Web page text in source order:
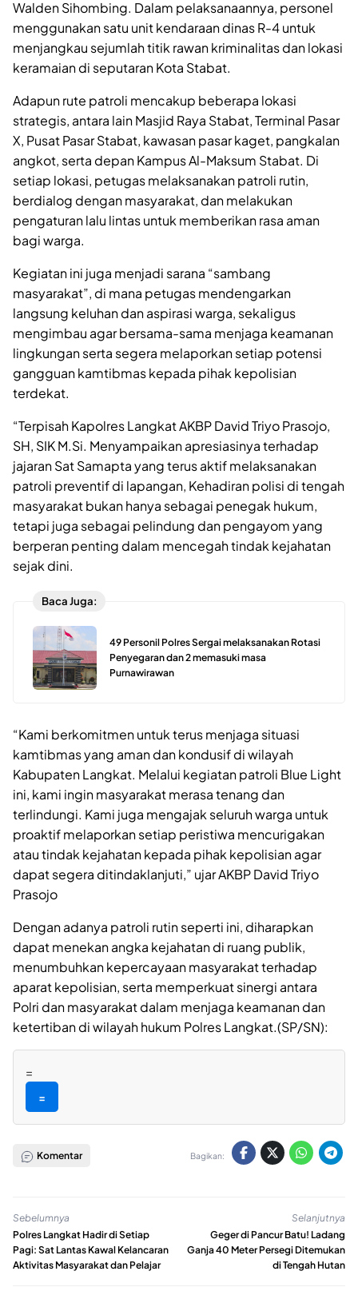
Walden Sihombing. Dalam pelaksanaannya, personel
menggunakan satu unit kendaraan dinas R-4 untuk
menjangkau sejumlah titik rawan kriminalitas dan lokasi
keramaian di seputaran Kota Stabat.
Adapun rute patroli mencakup beberapa lokasi
strategis, antara lain Masjid Raya Stabat, Terminal Pasar
X, Pusat Pasar Stabat, kawasan pasar kaget, pangkalan
angkot, serta depan Kampus Al-Maksum Stabat. Di
setiap lokasi, petugas melaksanakan patroli rutin,
berdialog dengan masyarakat, dan melakukan
pengaturan lalu lintas untuk memberikan rasa aman
bagi warga.
Kegiatan ini juga menjadi sarana “sambang
masyarakat”, di mana petugas mendengarkan
langsung keluhan dan aspirasi warga, sekaligus
mengimbau agar bersama-sama menjaga keamanan
lingkungan serta segera melaporkan setiap potensi
gangguan kamtibmas kepada pihak kepolisian
terdekat.
“Terpisah Kapolres Langkat AKBP David Triyo Prasojo,
SH, SIK M.Si. Menyampaikan apresiasinya terhadap
jajaran Sat Samapta yang terus aktif melaksanakan
patroli preventif di lapangan, Kehadiran polisi di tengah
masyarakat bukan hanya sebagai penegak hukum,
tetapi juga sebagai pelindung dan pengayom yang
berperan penting dalam mencegah tindak kejahatan
sejak dini.
Baca Juga:
49 Personil Polres Sergai melaksanakan Rotasi
Penyegaran dan 2 memasuki masa
Purnawirawan
“Kami berkomitmen untuk terus menjaga situasi
kamtibmas yang aman dan kondusif di wilayah
Kabupaten Langkat. Melalui kegiatan patroli Blue Light
ini, kami ingin masyarakat merasa tenang dan
terlindungi. Kami juga mengajak seluruh warga untuk
proaktif melaporkan setiap peristiwa mencurigakan
atau tindak kejahatan kepada pihak kepolisian agar
dapat segera ditindaklanjuti,” ujar AKBP David Triyo
Prasojo
Dengan adanya patroli rutin seperti ini, diharapkan
dapat menekan angka kejahatan di ruang publik,
menumbuhkan kepercayaan masyarakat terhadap
aparat kepolisian, serta memperkuat sinergi antara
Polri dan masyarakat dalam menjaga keamanan dan
ketertiban di wilayah hukum Polres Langkat.(SP/SN):
=
=
Komentar Bagikan:
Sebelumnya
Polres Langkat Hadir di Setiap
Pagi: Sat Lantas Kawal Kelancaran
Aktivitas Masyarakat dan Pelajar
Selanjutnya
Geger di Pancur Batu! Ladang
Ganja 40 Meter Persegi Ditemukan
di Tengah Hutan